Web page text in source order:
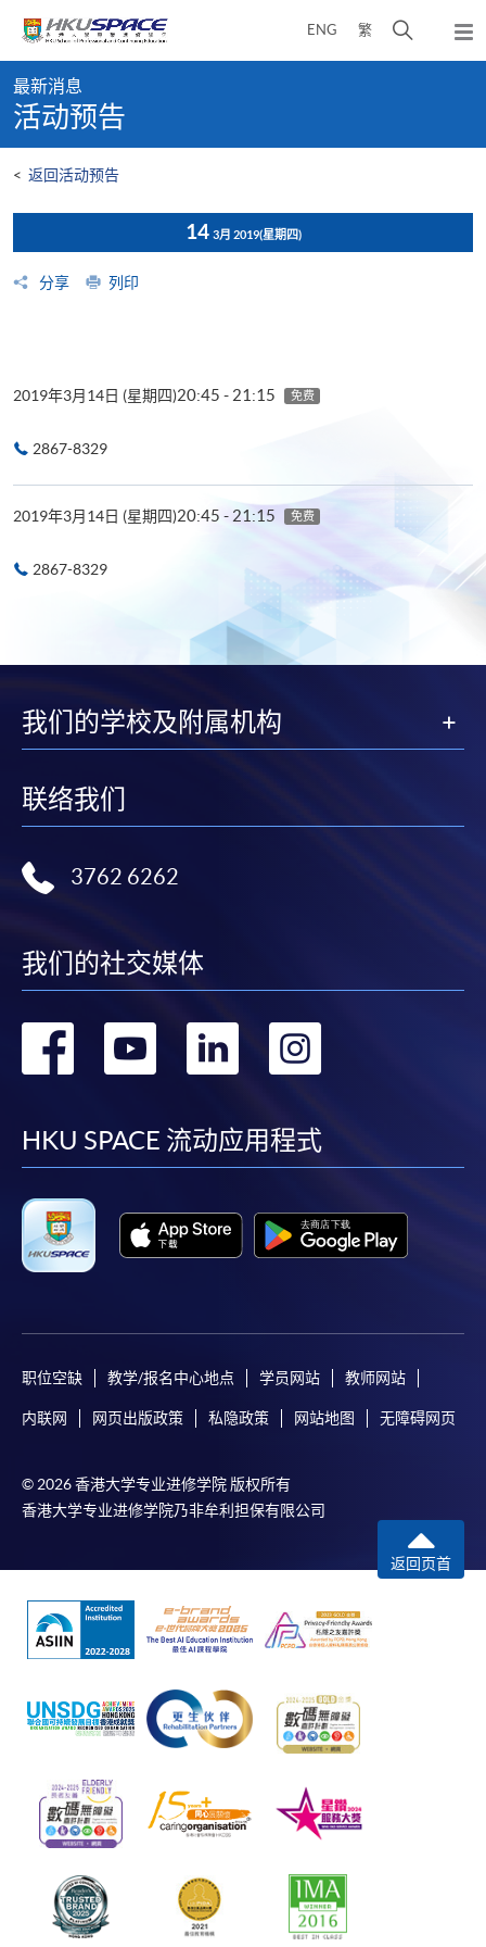
content
ENG 繁
开
弹
出
content
start
最新消息
活动预告
< 返回活动预告
14 3月 2019(星期四)
分享 列印
2019年3月14日 (星期四)20:45 - 21:15 免费
2867-8329
2019年3月14日 (星期四)20:45 - 21:15 免费
2867-8329
我们的学校及附属机构
联络我们
3762 6262
我们的社交媒体
转
facebook
转
youtube
转
linkedin
转
HKU SPACE 流动应用程式
职位空缺 教学/报名中心地点 学员网站 教师网站
内联网 网页出版政策 私隐政策 网站地图 无障碍网页
© 2026 香港大学专业进修学院 版权所有
香港大学专业进修学院乃非牟利担保有限公司
返回页首